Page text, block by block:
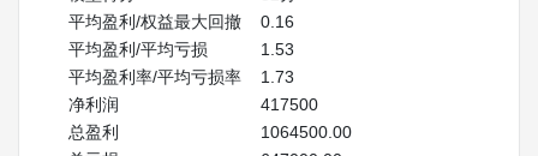
平均盈利/权益最大回撤
0.16
平均盈利/平均亏损
1.53
平均盈利率/平均亏损率
1.73
净利润
417500
总盈利
1064500.00